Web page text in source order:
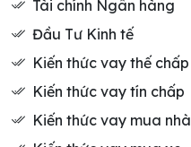
Tài chính Ngân hàng
Đầu Tư Kinh tế
Kiến thức vay thế chấp
Kiến thức vay tín chấp
Kiến thức vay mua nhà